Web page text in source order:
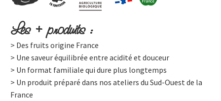
Les + produits :
> Des fruits origine France
> Une saveur équilibrée entre acidité et douceur
> Un format familiale qui dure plus longtemps
> Un produit préparé dans nos ateliers du Sud-Ouest de la
France